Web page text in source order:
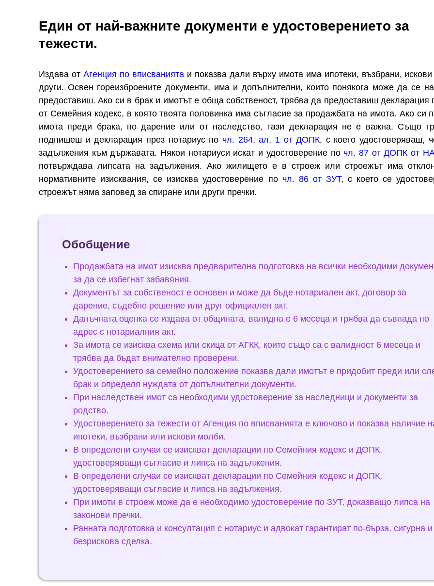
Един от най-важните документи е удостоверението за
тежести.
Издава от Агенция по вписваниятаи показва дали върху имота има ипотеки, възбрани,
други. Освен гореизброените документи, има и допълнителни, които понякога може да се
предоставиш. Ако си в брак и имотът е обща собственост, трябва да предоставиш декларация
от Семейния кодекс, в която твоята половинка има съгласие за продажбата на имота. Ако си
имота преди брака, по дарение или от наследство, тази декларация не е важна. Също
подпишеш и декларация през нотариус по чл. 264, ал. 1 от ДОПК, с което удостоверяваш,
задължения към държавата. Някои нотариуси искат и удостоверение по чл. 87 от ДОПК от
потвърждава липсата на задължения. Ако жилището е в строеж или строежът има
нормативните изисквания, се изисква удостоверение по чл. 86 от ЗУТ, с което се
строежът няма заповед за спиране или други пречки.
Обобщение
Продажбата на имот изисква предварителна подготовка на всички необходими
за да се избегнат забавяния.
Документът за собственост е основен и може да бъде нотариален акт, договор за
дарение, съдебно решение или друг официален акт.
Данъчната оценка се издава от общината, валидна е 6 месеца и трябва да съвпада по
адрес с нотариалния акт.
За имота се изисква схема или скица от АГКК, които също са с валидност 6 месеца и
трябва да бъдат внимателно проверени.
Удостоверението за семейно положение показва дали имотът е придобит преди или
брак и определя нуждата от допълнителни документи.
При наследствен имот са необходими удостоверение за наследници и документи за
родство.
Удостоверението за тежести от Агенция по вписванията е ключово и показва наличие
ипотеки, възбрани или искови молби.
В определени случаи се изискват декларации по Семейния кодекс и ДОПК,
удостоверяващи съгласие и липса на задължения.
В определени случаи се изискват декларации по Семейния кодекс и ДОПК,
удостоверяващи съгласие и липса на задължения.
При имоти в строеж може да е необходимо удостоверение по ЗУТ, доказващо липса на
законови пречки.
Ранната подготовка и консултация с нотариус и адвокат гарантират по-бърза, сигурна и
безрискова сделка.